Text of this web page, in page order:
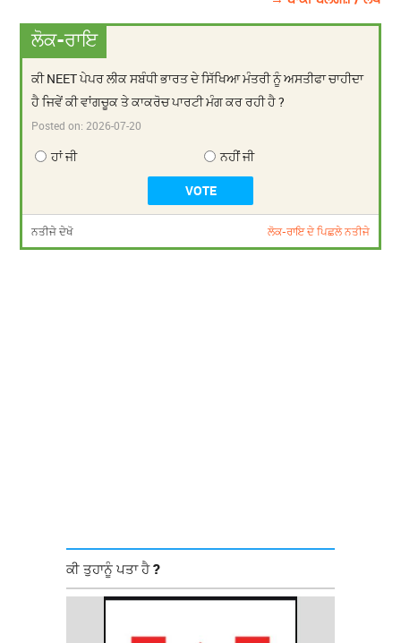
ਲੋਕ-ਰਾਇ
ਕੀ NEET ਪੇਪਰ ਲੀਕ ਸਬੰਧੀ ਭਾਰਤ ਦੇ ਸਿੱਖਿਆ ਮੰਤਰੀ ਨੂੰ ਅਸਤੀਫਾ ਚਾਹੀਦਾ
ਹੈ ਜਿਵੇਂ ਕੀ ਵਾਂਗਚੂਕ ਤੇ ਕਾਕਰੋਚ ਪਾਰਟੀ ਮੰਗ ਕਰ ਰਹੀ ਹੈ ?
Posted on:2026-07-20
ਹਾਂ ਜੀ ਨਹੀਂ ਜੀ
ਨਤੀਜੇ ਦੇਖੋ ਲੋਕ-ਰਾਇ ਦੇ ਪਿਛਲੇ ਨਤੀਜੇ
ਕੀ ਤੁਹਾਨੂੰ ਪਤਾ ਹੈ ?